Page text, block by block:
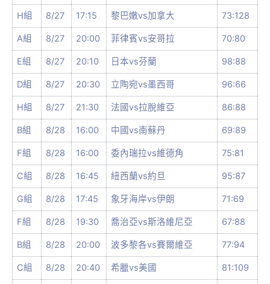
H組 8/27 17:15 黎巴嫩vs加拿大 73:128
A組 8/27 20:00 菲律賓vs安哥拉 70:80
E組 8/27 20:10 日本vs芬蘭 98:88
D組 8/27 20:30 立陶宛vs墨西哥 96:66
H組 8/27 21:30 法國vs拉脫維亞 86:88
B組 8/28 16:00 中國vs南蘇丹 69:89
F組 8/28 16:00 委內瑞拉vs維德角 75:81
C組 8/28 16:45 紐西蘭vs約旦 95:87
G組 8/28 17:45 象牙海岸vs伊朗 71:69
F組 8/28 19:30 喬治亞vs斯洛維尼亞 67:88
B組 8/28 20:00 波多黎各vs賽爾維亞 77:94
C組 8/28 20:40 希臘vs美國 81:109